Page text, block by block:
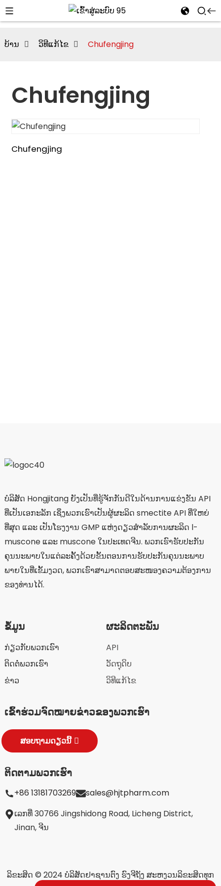
ບ້ານ ວິທີແກ້ໄຂ Chufengjing
Chufengjing
Chufengjing
ບໍລິສັດ Hongjitang ຍັງເປັນທີ່ຮູ້ຈັກກັນດີໃນດ້ານການແຂ່ງຂັນ API
ທີ່ເປັນເອກະລັກ ເຊິ່ງພວກເຮົາເປັນຜູ້ຜະລິດ smectite API ທີ່ໃຫຍ່
ທີ່ສຸດ ແລະ ເປັນໂຮງງານ GMP ແຫ່ງດຽວສຳລັບການຜະລິດ l-
muscone ແລະ muscone ໃນປະເທດຈີນ. ພວກເຮົາຮັບປະກັນ
ຄຸນນະພາບໃນແຕ່ລະຄັ້ງດ້ວຍຂັ້ນຕອນການຮັບປະກັນຄຸນນະພາບ
ພາຍໃນທີ່ເຂັ້ມງວດ, ພວກເຮົາສາມາດຕອບສະໜອງຄວາມຕ້ອງການ
ຂອງທ່ານໄດ້.
ຂໍ້ມູນ
ກ່ຽວກັບພວກເຮົາ
ຕິດຕໍ່ພວກເຮົາ
ຂ່າວ
ຜະລິດຕະພັນ
API
ວັດຖຸດິບ
ວິທີແກ້ໄຂ
ເຂົ້າຮ່ວມຈົດໝາຍຂ່າວຂອງພວກເຮົາ
ສອບຖາມດຽວນີ້
ຕິດຕາມພວກເຮົາ
+86 13181703269
sales@hjtpharm.com
ເລກທີ່ 30766 Jingshidong Road, Licheng District,
Jinan, ຈີນ
ລິຂະສິດ © 2024 ບໍລິສັດຢາຊານຕົງ ຮົງຈີຖັງ ສະຫງວນລິຂະສິດທຸກ